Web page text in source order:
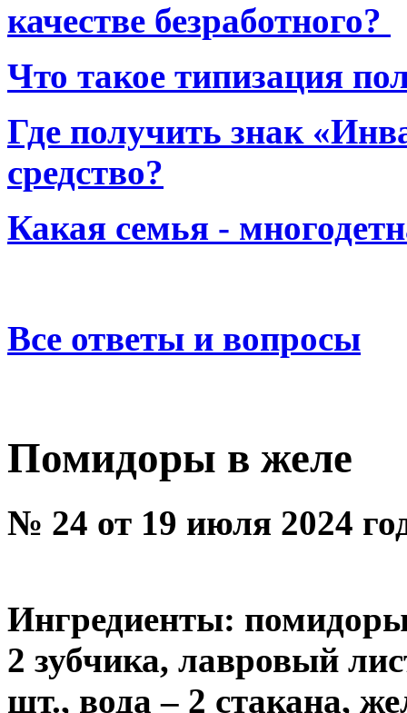
качестве безработного?
Что такое типизация
Где получить знак
средство?
Какая семья -
Все ответы и вопросы
Помидоры в желе
№ 24 от 19 июля 2024
Ингредиенты:
2 зубчика, лавровый
шт., вода – 2 стакана,